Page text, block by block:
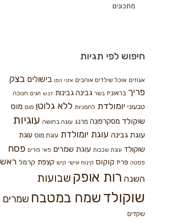
מתכונים
חיפוש לפי תגיות
אגוזים אוכל שילדים אוהבים אזני המן בישולים בצק
פריך בראוניז בשר גבינה גבינות דבש חגים חנוכה
טבעוני יומולדת לחמניות ללא גלוטן מוס מוס
שוקולד מסקרפונה מרנג עוגה בחושה עוגיות
עוגת גבינה עוגת יומולדת עוגת מוס עוגת
שוקולד עוגת שכבות עוגת שמרים פאי פורים פסח
פסטה פריז קוקוס קינוח אישי קיש קצפת קרמל ראש
השנה רות אופק שבועות
שוקולד שמח במטבח שמרים
שקדים